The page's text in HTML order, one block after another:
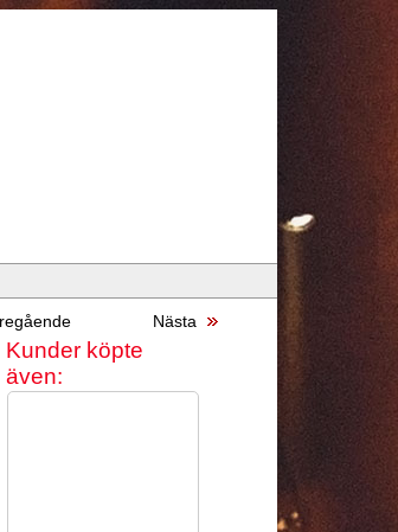
Nästa
Kunder köpte
även: